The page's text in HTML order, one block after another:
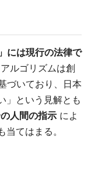
には現行の法律で
ルゴリズムは創
づいており、日本
」という見解とも
人間の指示 によ
てはまる。